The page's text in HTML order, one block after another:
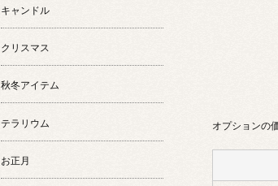
オプションの
キャンドル
クリスマス
秋冬アイテム
テラリウム
お正月